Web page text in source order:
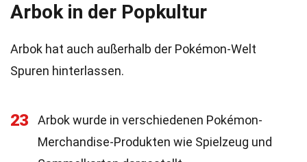
Arbok in der Popkultur
Arbok hat auch außerhalb der Pokémon-Welt
Spuren hinterlassen.
23
Arbok wurde in verschiedenen Pokémon-
Merchandise-Produkten wie Spielzeug und